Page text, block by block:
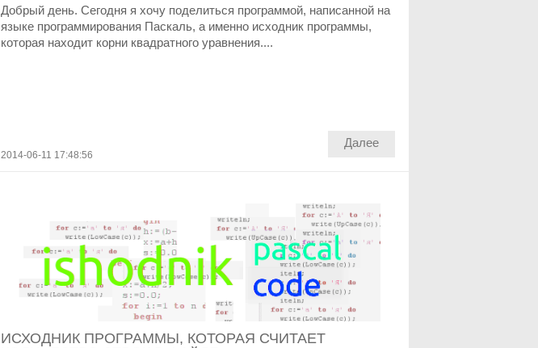
Добрый день. Сегодня я хочу поделиться программой, написанной на
языке программирования Паскаль, а именно исходник программы,
которая находит корни квадратного уравнения....
2014-06-11 17:48:56
Далее
ИСХОДНИК ПРОГРАММЫ, КОТОРАЯ СЧИТАЕТ